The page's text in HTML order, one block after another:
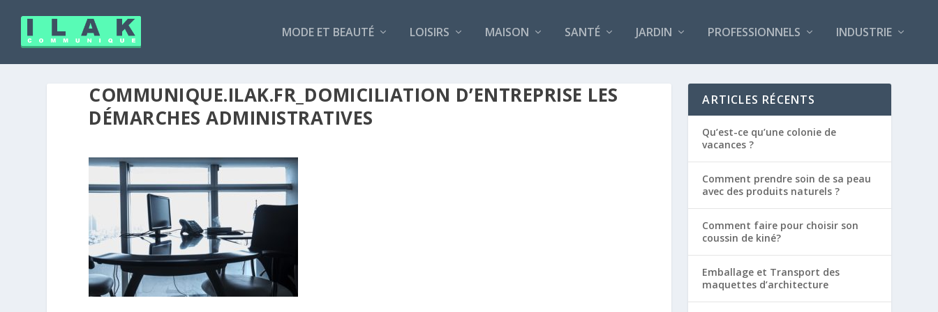
MODE ET BEAUTÉ LOISIRS MAISON SANTÉ JARDIN PROFESSIONNELS INDUSTRIE
COMMUNIQUE.ILAK.FR_DOMICILIATION D’ENTREPRISE LES
DÉMARCHES ADMINISTRATIVES
ARTICLES RÉCENTS
Qu’est-ce qu’une colonie de
vacances ?
Comment prendre soin de sa peau
avec des produits naturels ?
Comment faire pour choisir son
coussin de kiné?
Emballage et Transport des
maquettes d’architecture